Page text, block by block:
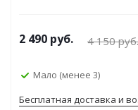
4 150руб.
2 490 руб.
Мало (менее 3)
Бесплатная доставка и